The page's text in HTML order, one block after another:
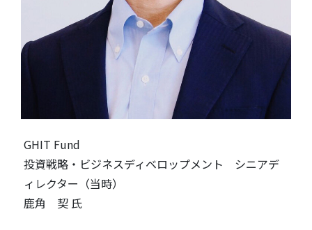
GHIT Fund
投資戦略・ビジネスディベロップメント シニアデ
ィレクター（当時）
鹿角 契 氏